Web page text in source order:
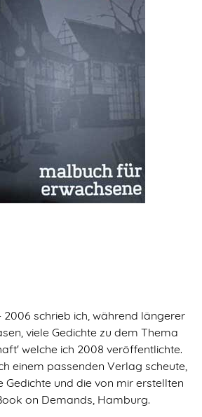
2006 schrieb ich, während längerer
viele Gedichte zu dem Thema
welche ich 2008 veröffentlichte.
einem passenden Verlag scheute,
Gedichte und die von mir erstellten
on Demands, Hamburg.